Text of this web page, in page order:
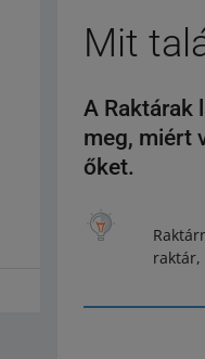
Mit
A Raktárak
meg, miért
őket.
raktár,